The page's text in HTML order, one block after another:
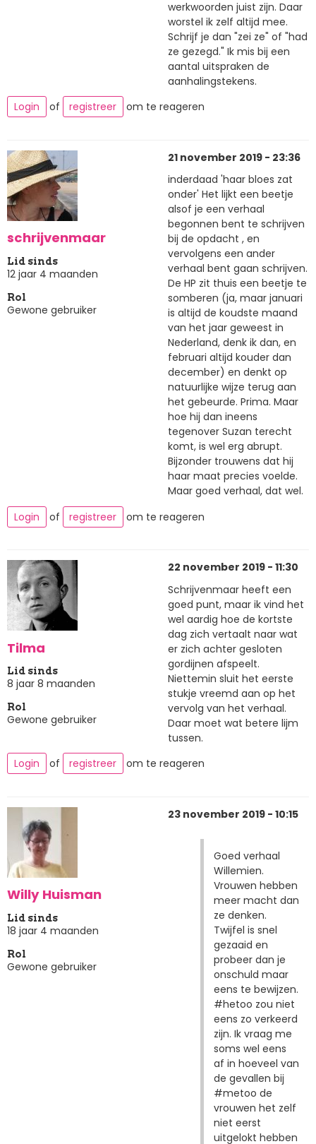
werkwoorden juist zijn. Daar
worstel ik zelf altijd mee.
Schrijf je dan "zei ze" of "had
ze gezegd." Ik mis bij een
aantal uitspraken de
aanhalingstekens.
Login
of registreer om te reageren
schrijvenmaar
Lid sinds
12 jaar 4 maanden
Rol
Gewone gebruiker
21 november 2019 - 23:36
inderdaad 'haar bloes zat
onder' Het lijkt een beetje
alsof je een verhaal
begonnen bent te schrijven
bij de opdacht , en
vervolgens een ander
verhaal bent gaan schrijven.
De HP zit thuis een beetje te
somberen (ja, maar januari
is altijd de koudste maand
van het jaar geweest in
Nederland, denk ik dan, en
februari altijd kouder dan
december) en denkt op
natuurlijke wijze terug aan
het gebeurde. Prima. Maar
hoe hij dan ineens
tegenover Suzan terecht
komt, is wel erg abrupt.
Bijzonder trouwens dat hij
haar maat precies voelde.
Maar goed verhaal, dat wel.
Login
of registreer om te reageren
Tilma
Lid sinds
8 jaar 8 maanden
Rol
Gewone gebruiker
22 november 2019 - 11:30
Schrijvenmaar heeft een
goed punt, maar ik vind het
wel aardig hoe de kortste
dag zich vertaalt naar wat
er zich achter gesloten
gordijnen afspeelt.
Niettemin sluit het eerste
stukje vreemd aan op het
vervolg van het verhaal.
Daar moet wat betere lijm
tussen.
Login
of registreer om te reageren
Willy Huisman
Lid sinds
18 jaar 4 maanden
Rol
Gewone gebruiker
23 november 2019 - 10:15
Goed verhaal
Willemien.
Vrouwen hebben
meer macht dan
ze denken.
Twijfel is snel
gezaaid en
probeer dan je
onschuld maar
eens te bewijzen.
#hetoo zou niet
eens zo verkeerd
zijn. Ik vraag me
soms wel eens
af in hoeveel van
de gevallen bij
#metoo de
vrouwen het zelf
niet eerst
uitgelokt hebben